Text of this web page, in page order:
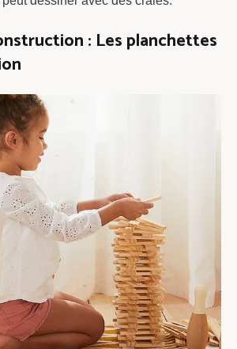
: Les planchettes